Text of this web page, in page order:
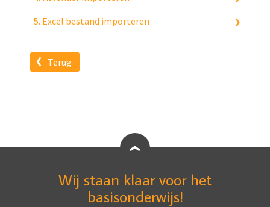
Excel bestand importeren
Terug
Wij staan klaar voor het
basisonderwijs!